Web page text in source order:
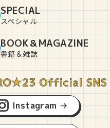
SPECIAL
スペシャル
BOOK＆MAGAZINE
書籍＆雑誌
Instagram